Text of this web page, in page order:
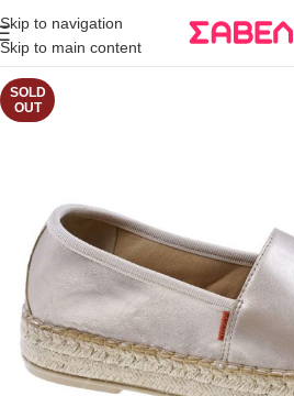
Skip to navigation
Skip to main content
άνω των 80€
Παραγγελία
SOLD
OUT